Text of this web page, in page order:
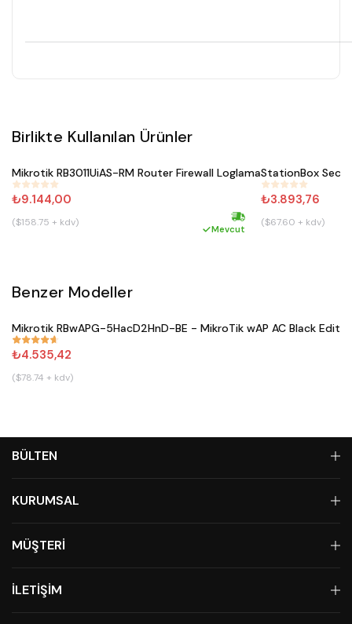
Birlikte Kullanılan Ürünler
#234
Satın Al
Mikrotik RB3011UiAS-RM Router Firewall Loglama
₺9.144,00
($158.75 + kdv) Hızlı kargo
Mevcut
#485
₺3.893,76
($67.60 + kdv)
Benzer Modeller
#671
Mikrotik RBwAPG-5HacD2HnD-BE - MikroTik wAP AC Black
₺4.535,42
($78.74 + kdv)
BÜLTEN
KURUMSAL
MÜŞTERİ
İLETİŞİM